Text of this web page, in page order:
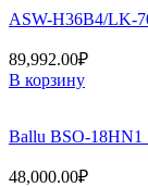
ASW-H36B4/LK-
89,992.00₽
В корзину
Ballu BSO-
48,000.00₽